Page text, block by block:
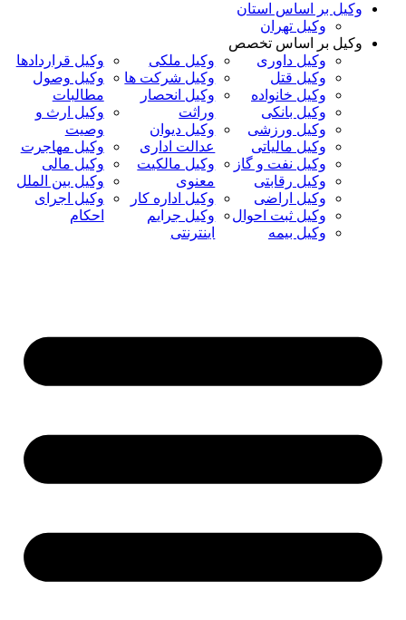
وکیل بر اساس استان
وکیل تهران
وکیل بر اساس تخصص
وکیل داوری
وکیل قتل
وکیل خانواده
وکیل بانکی
وکیل ورزشی
وکیل مالیاتی
وکیل نفت و گاز
وکیل رقابتی
وکیل اراضی
وکیل ثبت احوال
وکیل بیمه
وکیل ملکی
وکیل شرکت ها
وکیل انحصار
وراثت
وکیل دیوان
عدالت اداری
وکیل مالکیت
معنوی
وکیل اداره کار
وکیل جرایم
اینترنتی
وکیل قراردادها
وکیل وصول
مطالبات
وکیل ارث و
وصیت
وکیل مهاجرت
وکیل مالی
وکیل بین الملل
وکیل اجرای
احکام